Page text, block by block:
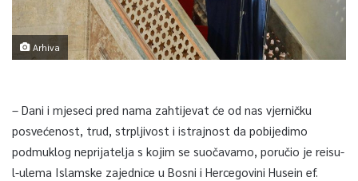
Arhiva
– Dani i mjeseci pred nama zahtijevat će od nas vjerničku
posvećenost, trud, strpljivost i istrajnost da pobijedimo
podmuklog neprijatelja s kojim se suočavamo, poručio je reisu-
l-ulema Islamske zajednice u Bosni i Hercegovini Husein ef.